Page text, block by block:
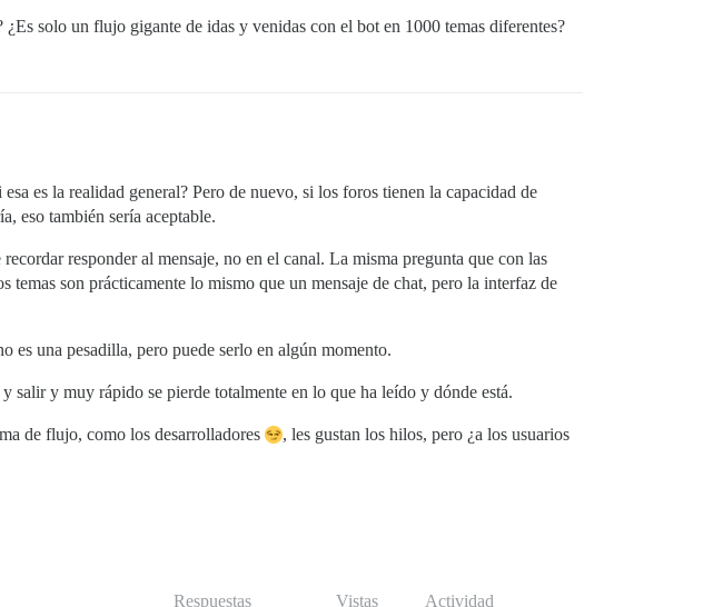
solo un flujo gigante de idas y venidas con el bot en 1000 temas diferentes?
es la realidad general? Pero de nuevo, si los foros tienen la capacidad de
eso también sería aceptable.
responder al mensaje, no en el canal. La misma pregunta que con las
son prácticamente lo mismo que un mensaje de chat, pero la interfaz de
es una pesadilla, pero puede serlo en algún momento.
y muy rápido se pierde totalmente en lo que ha leído y dónde está.
de flujo, como los desarrolladores
, les gustan los hilos, pero ¿a los usuarios
Respuestas Vistas Actividad